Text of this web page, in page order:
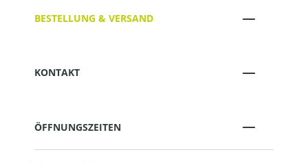
BESTELLUNG & VERSAND
KONTAKT
ÖFFNUNGSZEITEN